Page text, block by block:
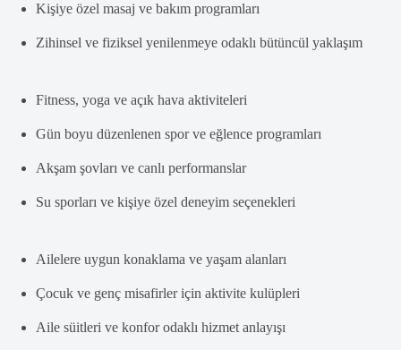
Kişiye özel masaj ve bakım programları
Zihinsel ve fiziksel yenilenmeye odaklı bütüncül yaklaşım
Fitness, yoga ve açık hava aktiviteleri
Gün boyu düzenlenen spor ve eğlence programları
Akşam şovları ve canlı performanslar
Su sporları ve kişiye özel deneyim seçenekleri
Ailelere uygun konaklama ve yaşam alanları
Çocuk ve genç misafirler için aktivite kulüpleri
Aile süitleri ve konfor odaklı hizmet anlayışı